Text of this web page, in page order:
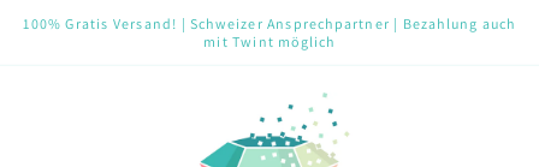
zum
100% Gratis Versand! | Schweizer Ansprechpartner | Bezahlung auch
mit Twint möglich